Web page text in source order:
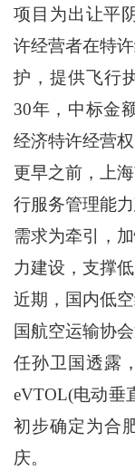
项目为出让平
许经营者在特
护，提供飞行
30年，中标金
经济特许经营权
更早之前，上
行服务管理能
需求为牵引，
力建设，支撑
近期，国内低
国航空运输协
任孙卫国透露
eVTOL(电动垂
初步确定为合
庆。